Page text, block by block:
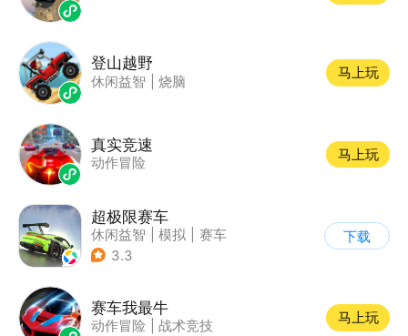
登山越野
休闲益智 烧脑
马上玩
真实竞速
动作冒险
马上玩
超极限赛车
休闲益智 模拟
赛车
| 漂移
3.3
下载
赛车我最牛
动作冒险 战术竞技
马上玩